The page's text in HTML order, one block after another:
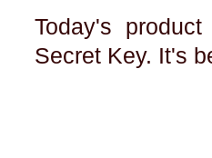
Today's
Secret Key. It's